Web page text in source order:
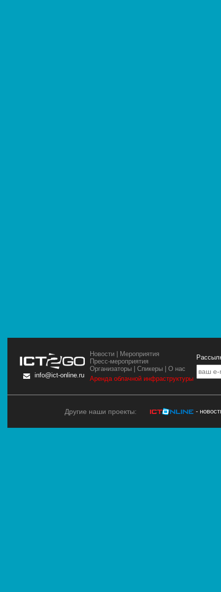
info@ict-online.ru
Новости | Мероприятия
Пресс-мероприятия
Организаторы |Спикеры |О нас
Аренда облачной инфраструктуры
Другие наши проекты: -